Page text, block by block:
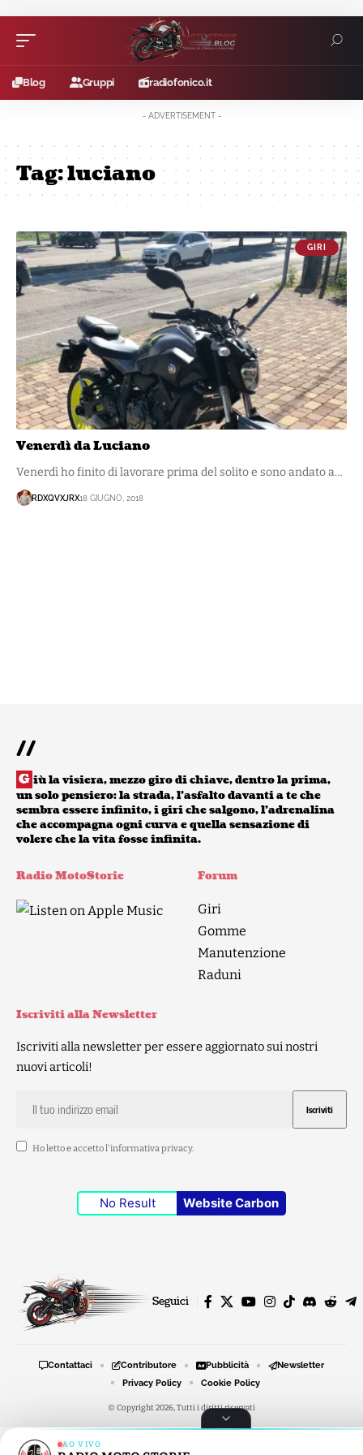
Blog Gruppi radiofonico.it
- ADVERTISEMENT -
Tag:luciano
GIRI
Venerdì da Luciano
Venerdì ho finito di lavorare prima del solito e sono andato a…
RDXQVXJRX18 GIUGNO, 2018
//
G iù la visiera, mezzo giro di chiave, dentro la prima,
un solo pensiero: la strada, l’asfalto davanti a te che
sembra essere infinito, i giri che salgono, l’adrenalina
che accompagna ogni curva e quella sensazione di
volere che la vita fosse infinita.
Radio MotoStorie Forum
Giri
Gomme
Manutenzione
Raduni
Iscriviti alla Newsletter
Iscriviti alla newsletter per essere aggiornato sui nostri
nuovi articoli!
Ho letto e accetto l'informativa privacy.
No Result Website Carbon
Seguici
© Copyright 2026, Tutti i diritti riservati
Contattaci Contributore Pubblicità
Newsletter
Privacy Policy
Cookie Policy
AO VIVO